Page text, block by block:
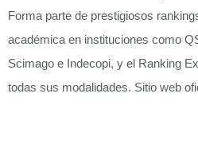
Forma parte de prestigiosos
académica en instituciones como
Scimago e Indecopi, y el Ranking
todas sus modalidades. Sitio web